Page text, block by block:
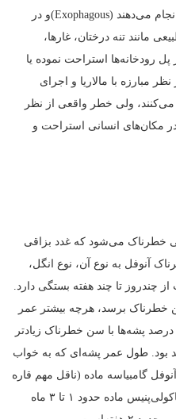
مکان‌های انسانی عمل خونخواری را انجام می‌دهند (Exophagous)و در
مانند تنه درختان، غارها،
رودخانه‌ها استراحت نموده یا
مبارزه با مالاریا و اجرای
ولی خطر واقعی از نظر
در مکان‌های انسانی استراحت و
خطرناک می‌شود که غدد بزاقی
آنوفل به نوع آن، نوع انگل،
تا چند هفته بستگی دارد.
خطرناک برسد، هرچه بیشتر عمر
پشه‌ها با سن خطرناک زیادتر
بود. طول عمر پشه‌ای که به خواب
۹ ماه است. آنوفل گامبیاسه ماده (ناقل مهم قاره
سیاه آفریقا) در حدود ۳ ماه، آنوفل ماکولی‌پنیس ماده حدود ۱ تا ۳ ماه